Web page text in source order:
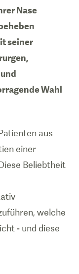
Nase
seiner
Wahl
aus
einer
Beliebtheit
welche
- und diese